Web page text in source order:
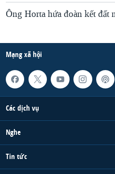
Ông Horta hứa đoàn kết
Mạng xã hội
Các dịch vụ
Nghe
Tin tức